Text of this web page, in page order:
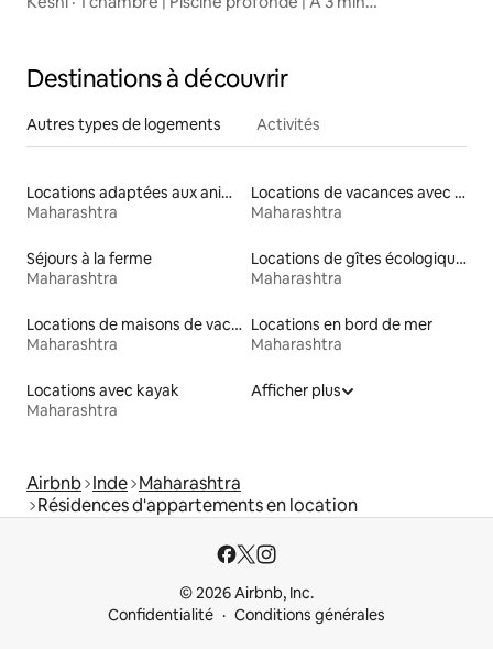
Destinations à découvrir
Autres types de logements Activités
Locations adaptées aux animaux
Maharashtra
Locations de vacances avec piscine
Maharashtra
Séjours à la ferme
Maharashtra
Locations de gîtes écologiques
Maharashtra
Locations de maisons de vacances
Maharashtra
Locations en bord de mer
Maharashtra
Locations avec kayak
Maharashtra
Afficher plus
Airbnb Inde Maharashtra
Résidences d'appartements en location
© 2026 Airbnb, Inc.
Confidentialité
Conditions générales